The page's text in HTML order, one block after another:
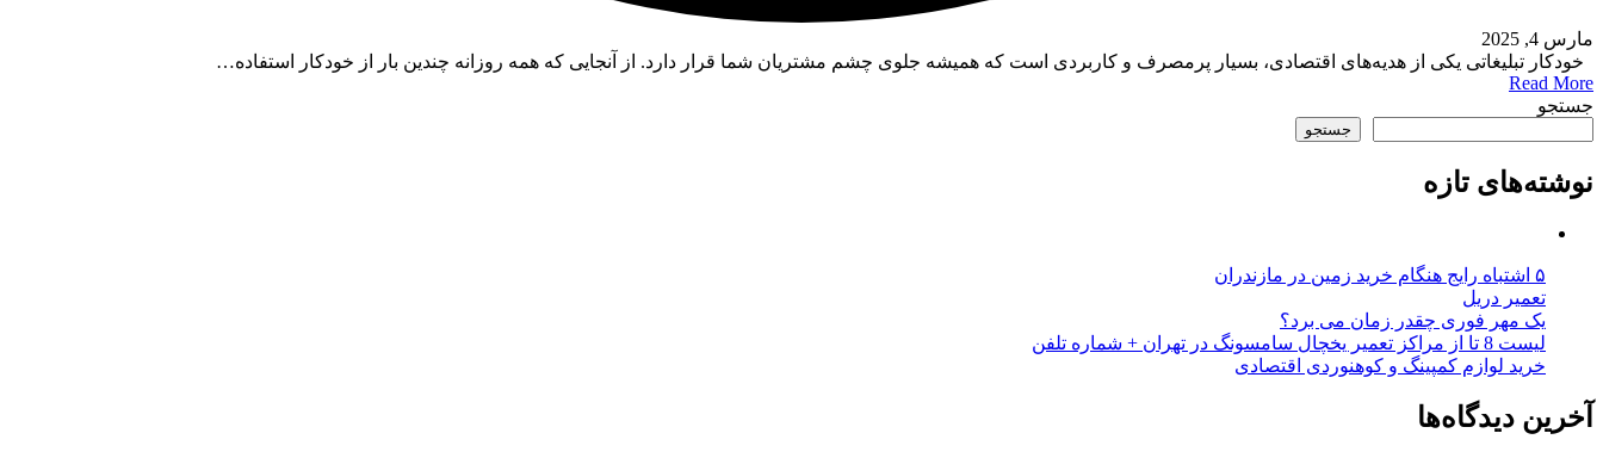
مارس 4, 2025
خودکار تبلیغاتی یکی از هدیه‌های اقتصادی، بسیار پرمصرف و کاربردی است که همیشه جلوی چشم مشتریان شما قرار دارد. از آنجایی که همه روزانه چندین بار از خودکار استفاده…
Read More
جستجو
جستجو
نوشته‌های تازه
۵ اشتباه رایج هنگام خرید زمین در مازندران
تعمیر دریل
یک مهر فوری چقدر زمان می برد؟
لیست 8 تا از مراکز تعمیر یخچال سامسونگ در تهران + شماره تلفن
خرید لوازم کمپینگ و کوهنوردی اقتصادی
آخرین دیدگاه‌ها